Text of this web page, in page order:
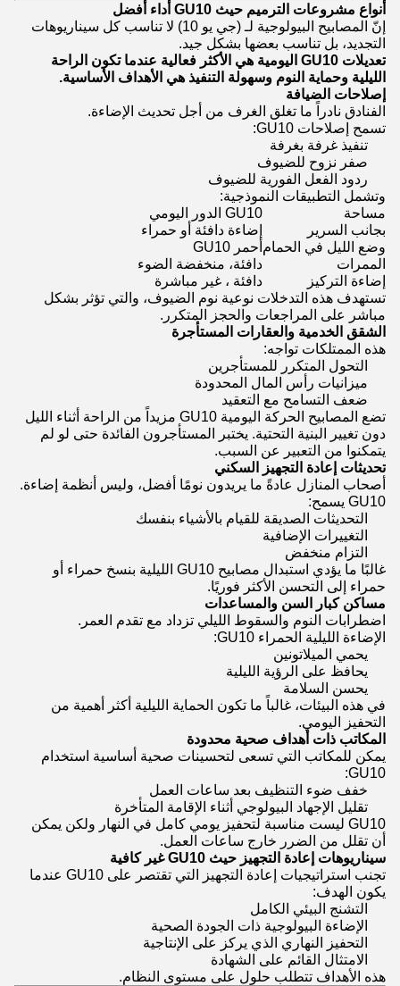
أنواع مشروعات الترميم حيث GU10 أداء أفضل
إنّ المصابيح البيولوجية لـ (جي يو 10) لا تناسب كل سيناريوهات
التجديد، بل تناسب بعضها بشكل جيد.
تعديلات GU10 اليومية هي الأكثر فعالية عندما تكون الراحة
الليلية وحماية النوم وسهولة التنفيذ هي الأهداف الأساسية.
إصلاحات الضيافة
الفنادق نادراً ما تغلق الغرف من أجل تحديث الإضاءة.
تسمح إصلاحات GU10:
تنفيذ غرفة بغرفة
صفر نزوح للضيوف
ردود الفعل الفورية للضيوف
وتشمل التطبيقات النموذجية:
مساحة
GU10 الدور اليومي
بجانب السرير
إضاءة دافئة أو حمراء
وضع الليل في الحمامأحمر GU10
الممرات
دافئة، منخفضة الضوء
إضاءة التركيز
دافئة ، غير مباشرة
تستهدف هذه التدخلات نوعية نوم الضيوف، والتي تؤثر بشكل
مباشر على المراجعات والحجز المتكرر.
الشقق الخدمية والعقارات المستأجرة
هذه الممتلكات تواجه:
التحول المتكرر للمستأجرين
ميزانيات رأس المال المحدودة
ضعف التسامح مع التعقيد
تضع المصابيح الحركة اليومية GU10 مزيداً من الراحة أثناء الليل
دون تغيير البنية التحتية. يختبر المستأجرون الفائدة حتى لو لم
يتمكنوا من التعبير عن السبب.
تحديثات إعادة التجهيز السكني
أصحاب المنازل عادةً ما يريدون نومًا أفضل، وليس أنظمة إضاءة.
GU10 يسمح:
التحديثات الصديقة للقيام بالأشياء بنفسك
التغييرات الإضافية
التزام منخفض
غالبًا ما يؤدي استبدال مصابيح GU10 الليلية بنسخ حمراء أو
حمراء إلى التحسن الأكثر فوريًا.
مساكن كبار السن والمساعدات
اضطرابات النوم والسقوط الليلي تزداد مع تقدم العمر.
الإضاءة الليلية الحمراء GU10:
يحمي الميلاتونين
يحافظ على الرؤية الليلية
يحسن السلامة
في هذه البيئات، غالباً ما تكون الحماية الليلية أكثر أهمية من
التحفيز اليومي.
المكاتب ذات أهداف صحية محدودة
يمكن للمكاتب التي تسعى لتحسينات صحية أساسية استخدام
GU10:
خفف ضوء التنظيف بعد ساعات العمل
تقليل الإجهاد البيولوجي أثناء الإقامة المتأخرة
GU10 ليست مناسبة لتحفيز يومي كامل في النهار ولكن يمكن
أن تقلل من الضرر خارج ساعات العمل.
سيناريوهات إعادة التجهيز حيث GU10 غير كافية
تجنب استراتيجيات إعادة التجهيز التي تقتصر على GU10 عندما
يكون الهدف:
التشنج البيئي الكامل
الإضاءة البيولوجية ذات الجودة الصحية
التحفيز النهاري الذي يركز على الإنتاجية
الامتثال القائم على الشهادة
هذه الأهداف تتطلب حلول على مستوى النظام.